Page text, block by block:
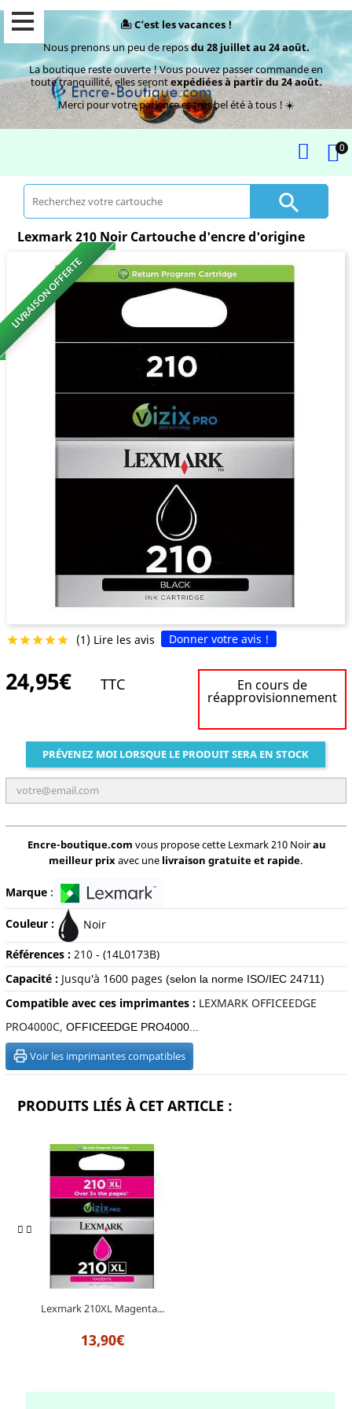
🏝️ C’est les vacances !
Nous prenons un peu de reposdu 28 juillet au 24 août.
La boutique reste ouverte ! Vous pouvez passer commande en
toute tranquillité, elles serontexpédiées à partir du 24 août.
Merci pour votre patience et très bel été à tous ! ☀️
0

Lexmark 210 Noir Cartouche d'encre d'origine
LIVRAISON OFFERTE
 (1) Lire les avis Donner votre avis !
24,95€ TTC En cours de
réapprovisionnement
PRÉVENEZ MOI LORSQUE LE PRODUIT SERA EN STOCK
Encre-boutique.com vous propose cette Lexmark 210 Noirau
meilleur prixavec une livraison gratuite et rapide.
Marque:
Couleur : Noir
Références : 210 - (14L0173B)
Capacité : Jusqu'à 1600 pages (selon la norme ISO/IEC 24711)
Compatible avec ces imprimantes : LEXMARK OFFICEEDGE
PRO4000C, OFFICEEDGE PRO4000...
Voir les imprimantes compatibles
PRODUITS LIÉS À CET ARTICLE :
Lexmark 210XL Magenta...
13,90€